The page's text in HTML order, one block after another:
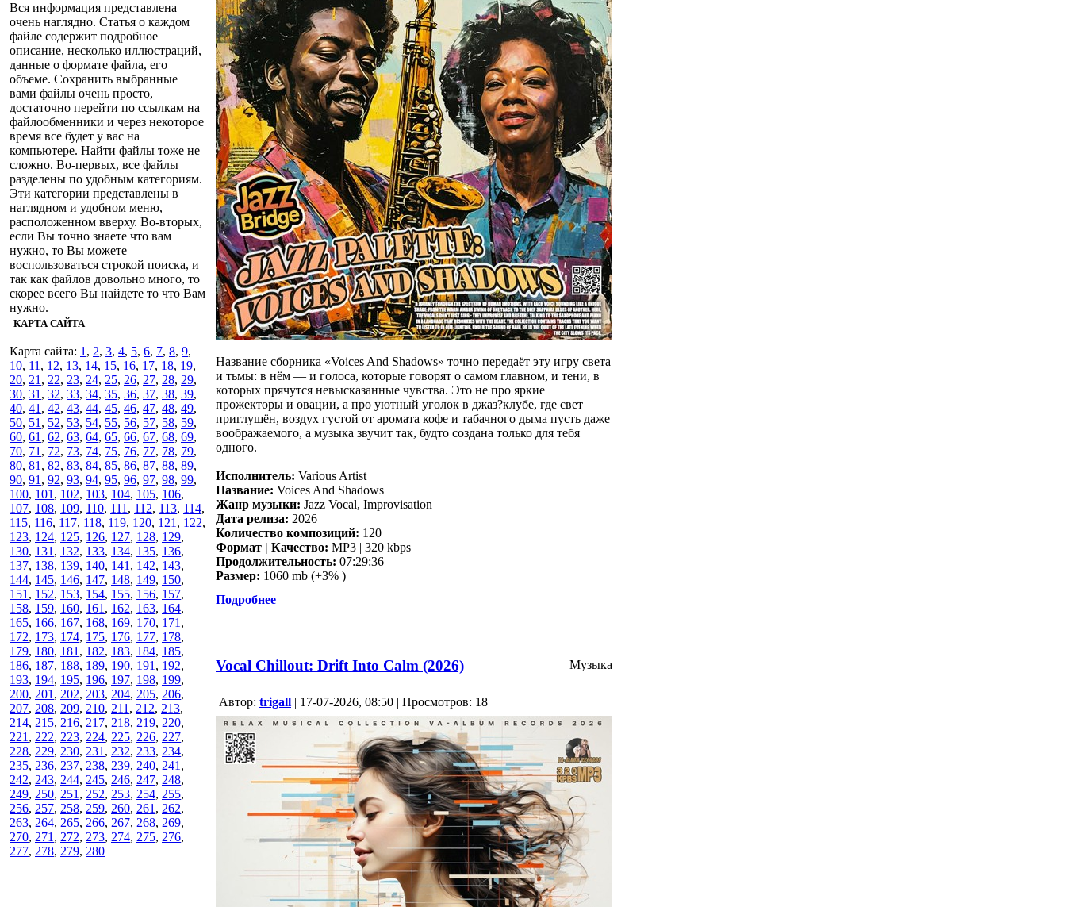
Вся информация представлена
очень наглядно. Статья о каждом
файле содержит подробное
описание, несколько иллюстраций,
данные о формате файла, его
объеме. Сохранить выбранные
вами файлы очень просто,
достаточно перейти по ссылкам на
файлообменники и через некоторое
время все будет у вас на
компьютере. Найти файлы тоже не
сложно. Во-первых, все файлы
разделены по удобным категориям.
Эти категории представлены в
наглядном и удобном меню,
расположенном вверху. Во-вторых,
если Вы точно знаете что вам
нужно, то Вы можете
воспользоваться строкой поиска, и
так как файлов довольно много, то
скорее всего Вы найдете то что Вам
нужно.
КАРТА САЙТА
Карта сайта: 1 , 2, 3, 4, 5, 6, 7, 8, 9,
10, 11 , 12, 13, 14, 15, 16, 17, 18, 19,
20, 21 , 22, 23, 24, 25, 26, 27, 28, 29,
30, 31 , 32, 33, 34, 35, 36, 37, 38, 39,
40, 41 , 42, 43, 44, 45, 46, 47, 48, 49,
50, 51 , 52, 53, 54, 55, 56, 57, 58, 59,
60, 61 , 62, 63, 64, 65, 66, 67, 68, 69,
70, 71 , 72, 73, 74, 75, 76, 77, 78, 79,
80, 81 , 82, 83, 84, 85, 86, 87, 88, 89,
90, 91 , 92, 93, 94, 95, 96, 97, 98, 99,
100, 101 , 102, 103, 104, 105, 106,
107, 108, 109, 110, 111 , 112, 113, 114,
115, 116, 117, 118, 119, 120, 121 , 122,
123, 124, 125, 126, 127, 128, 129,
130, 131 , 132, 133, 134, 135, 136,
137, 138, 139, 140, 141 , 142, 143,
144, 145, 146, 147, 148, 149, 150,
151 , 152, 153, 154, 155, 156, 157,
158, 159, 160, 161 , 162, 163, 164,
165, 166, 167, 168, 169, 170, 171 ,
172, 173, 174, 175, 176, 177, 178,
179, 180, 181 , 182, 183, 184, 185,
186, 187, 188, 189, 190, 191 , 192,
193, 194, 195, 196, 197, 198, 199,
200, 201 , 202, 203, 204, 205, 206,
207, 208, 209, 210, 211 , 212, 213,
214, 215, 216, 217, 218, 219, 220,
221 , 222, 223, 224, 225, 226, 227,
228, 229, 230, 231 , 232, 233, 234,
235, 236, 237, 238, 239, 240, 241 ,
242, 243, 244, 245, 246, 247, 248,
249, 250, 251 , 252, 253, 254, 255,
256, 257, 258, 259, 260, 261 , 262,
263, 264, 265, 266, 267, 268, 269,
270, 271 , 272, 273, 274, 275, 276,
277, 278, 279, 280
Название сборника «Voices And Shadows» точно передаёт эту игру света
и тьмы: в нём — и голоса, которые говорят о самом главном, и тени, в
которых прячутся невысказанные чувства. Это не про яркие
прожекторы и овации, а про уютный уголок в джаз?клубе, где свет
приглушён, воздух густой от аромата кофе и табачного дыма пусть даже
воображаемого, а музыка звучит так, будто создана только для тебя
одного.
Исполнитель: Various Artist
Название: Voices And Shadows
Жанр музыки: Jazz Vocal, Improvisation
Дата релиза: 2026
Количество композиций: 120
Формат | Качество: MP3 | 320 kbps
Продолжительность: 07:29:36
Размер: 1060 mb (+3% )
Подробнее
Vocal Chillout: Drift Into Calm (2026) Музыка
Aвтор: trigall | 17-07-2026, 08:50 | Просмотров: 18